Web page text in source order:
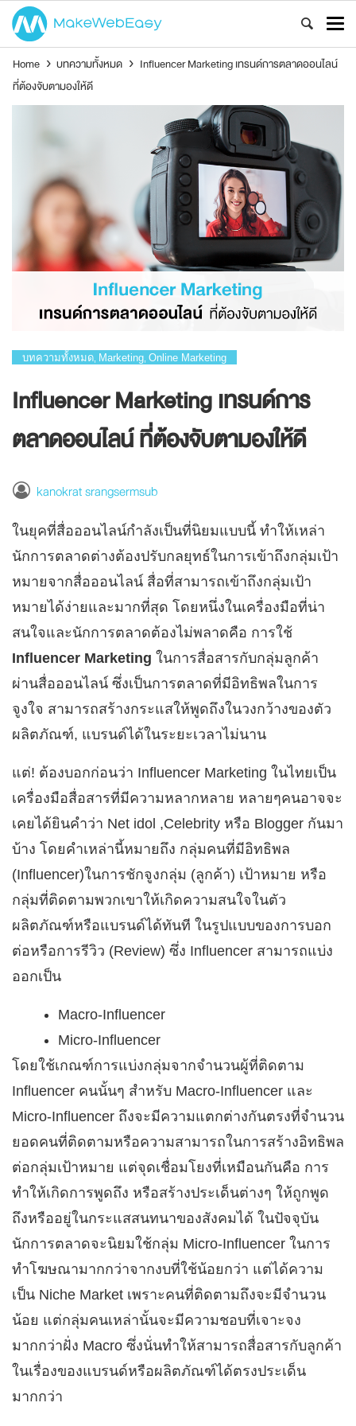
Home › บทความทั้งหมด › Influencer Marketing เทรนด์การตลาดออนไลน์
ที่ต้องจับตามองให้ดี
บทความทั้งหมด Marketing Online Marketing
Influencer Marketing เทรนด์การ
ตลาดออนไลน์ ที่ต้องจับตามองให้ดี
kanokrat srangsermsub
ในยุคที่สื่อออนไลน์กำลังเป็นที่นิยมแบบนี้ ทำให้เหล่า
นักการตลาดต่างต้องปรับกลยุทธ์ในการเข้าถึงกลุ่มเป้า
หมายจากสื่อออนไลน์ สื่อที่สามารถเข้าถึงกลุ่มเป้า
หมายได้ง่ายและมากที่สุด โดยหนึ่งในเครื่องมือที่น่า
สนใจและนักการตลาดต้องไม่พลาดคือ การใช้
Influencer Marketing ในการสื่อสารกับกลุ่มลูกค้า
ผ่านสื่อออนไลน์ ซึ่งเป็นการตลาดที่มีอิทธิพลในการ
จูงใจ สามารถสร้างกระแสให้พูดถึงในวงกว้างของตัว
ผลิตภัณฑ์, แบรนด์ได้ในระยะเวลาไม่นาน
แต่! ต้องบอกก่อนว่า Influencer Marketing ในไทยเป็น
เครื่องมือสื่อสารที่มีความหลากหลาย หลายๆคนอาจจะ
เคยได้ยินคำว่า Net idol ,Celebrity หรือ Blogger กันมา
บ้าง โดยคำเหล่านี้หมายถึง กลุ่มคนที่มีอิทธิพล
(Influencer)ในการชักจูงกลุ่ม (ลูกค้า) เป้าหมาย หรือ
กลุ่มที่ติดตามพวกเขาให้เกิดความสนใจในตัว
ผลิตภัณฑ์หรือแบรนด์ได้ทันที ในรูปแบบของการบอก
ต่อหรือการรีวิว (Review) ซึ่ง Influencer สามารถแบ่ง
ออกเป็น
Macro-Influencer
Micro-Influencer
โดยใช้เกณฑ์การแบ่งกลุ่มจากจำนวนผู้ที่ติดตาม
Influencer คนนั้นๆ สำหรับ Macro-Influencer และ
Micro-Influencer ถึงจะมีความแตกต่างกันตรงที่จำนวน
ยอดคนที่ติดตามหรือความสามารถในการสร้างอิทธิพล
ต่อกลุ่มเป้าหมาย แต่จุดเชื่อมโยงที่เหมือนกันคือ การ
ทำให้เกิดการพูดถึง หรือสร้างประเด็นต่างๆ ให้ถูกพูด
ถึงหรืออยู่ในกระแสสนทนาของสังคมได้ ในปัจจุบัน
นักการตลาดจะนิยมใช้กลุ่ม Micro-Influencer ในการ
ทำโฆษณามากกว่าจากงบที่ใช้น้อยกว่า แต่ได้ความ
เป็น Niche Market เพราะคนที่ติดตามถึงจะมีจำนวน
น้อย แต่กลุ่มคนเหล่านั้นจะมีความชอบที่เจาะจง
มากกว่าฝั่ง Macro ซึ่งนั่นทำให้สามารถสื่อสารกับลูกค้า
ในเรื่องของแบรนด์หรือผลิตภัณฑ์ได้ตรงประเด็น
มากกว่า